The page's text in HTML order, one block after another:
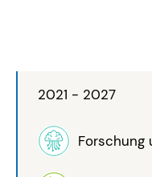
2021 - 2027
Forschung